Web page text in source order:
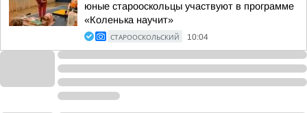
юные старооскольцы участвуют в программе
«Коленька научит»
СТАРООСКОЛЬСКИЙ 10:04